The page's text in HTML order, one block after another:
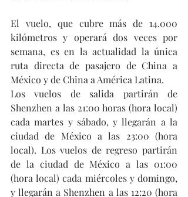
El vuelo, que cubre más de 14.000
kilómetros y operará dos veces por
semana, es en la actualidad la única
ruta directa de pasajero de China a
México y de China a América Latina.
Los vuelos de salida partirán de
Shenzhen a las 21:00 horas (hora local)
cada martes y sábado, y llegarán a la
ciudad de México a las 23:00 (hora
local). Los vuelos de regreso partirán
de la ciudad de México a las 01:00
(hora local) cada miércoles y domingo,
y llegarán a Shenzhen a las 12:20 (hora